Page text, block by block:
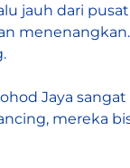
jauh dari
Jaya
mereka